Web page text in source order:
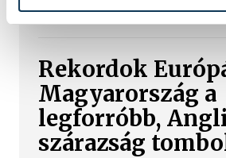
figyelték az eseményt.
Rekordok
Magyarország a
legforróbb,
szárazság